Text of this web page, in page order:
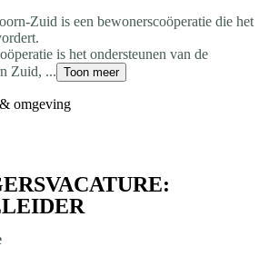
Zuid is een bewonerscoöperatie die het
is het ondersteunen van de
Zuid, ... Toon meer
omgeving